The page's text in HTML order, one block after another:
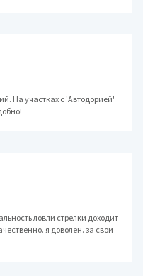
На участках с 'Автодорией'
ловли стрелки доходит
я доволен. за свои